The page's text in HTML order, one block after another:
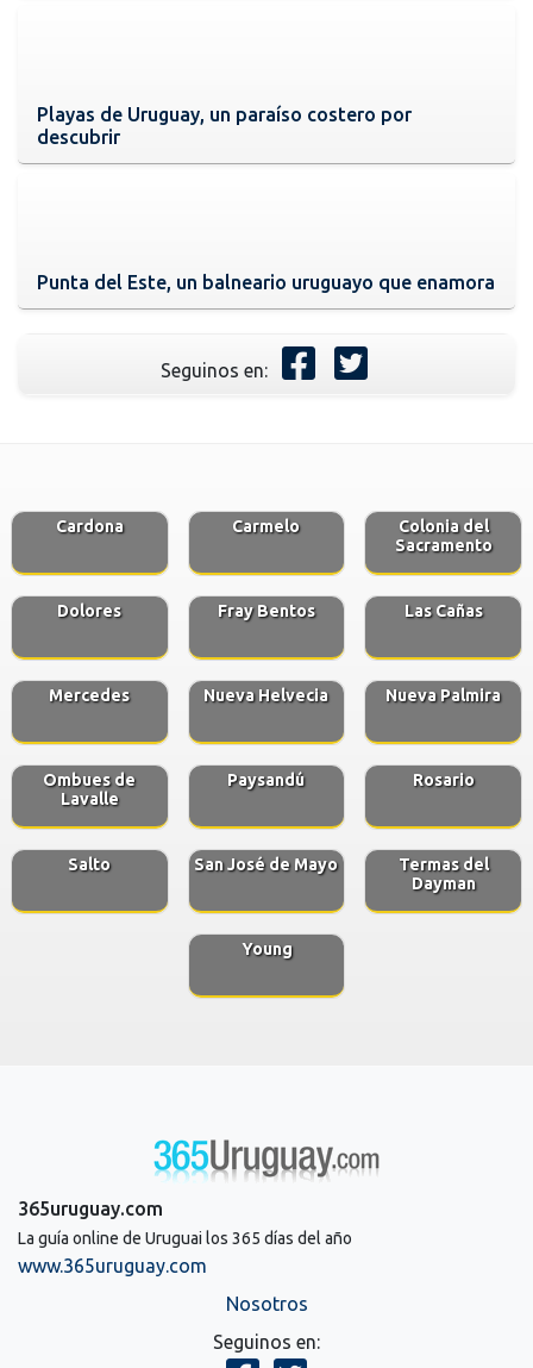
Playas de Uruguay, un paraíso costero por
descubrir
Punta del Este, un balneario uruguayo que enamora
Seguinos en:
Cardona Carmelo
Colonia del
Sacramento
Dolores Fray Bentos Las Cañas
Mercedes Nueva Helvecia Nueva Palmira
Ombues de
Lavalle
Paysandú Rosario
Salto San José de Mayo
Termas del
Dayman
Young
365uruguay.com
La guía online de Uruguai los 365 días del año
www.365uruguay.com
Nosotros
Seguinos en: